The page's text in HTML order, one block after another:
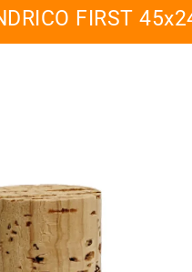
FIRST